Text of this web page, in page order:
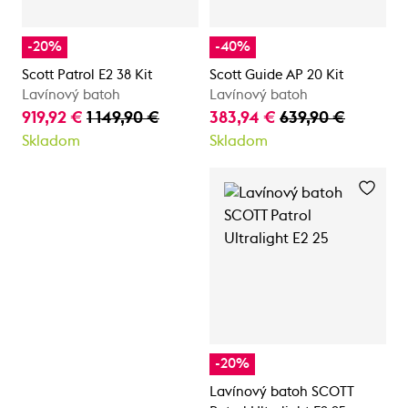
-20%
Scott Patrol E2 38 Kit
Lavínový batoh
919,92 € 1 149,90 €
Skladom
-40%
Scott Guide AP 20 Kit
Lavínový batoh
383,94 € 639,90 €
Skladom
-20%
Lavínový batoh SCOTT